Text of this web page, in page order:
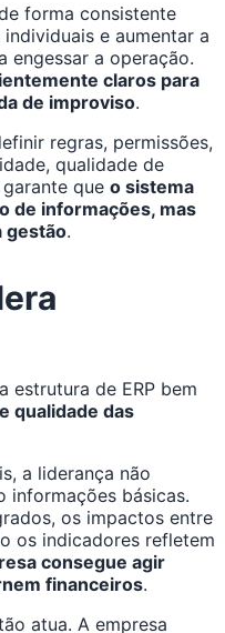
forma consistente
e aumentar a
engessar a operação.
claros para
de improviso.
regras, permissões,
qualidade de
que o sistema
de informações, mas
gestão.
estrutura de ERP bem
qualidade das
a liderança não
informações básicas.
os impactos entre
os indicadores refletem
consegue agir
financeiros.
atua. A empresa